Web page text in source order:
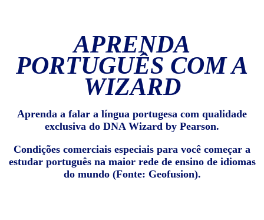
APRENDA
PORTUGUÊS COM A
WIZARD
Aprenda a falar a língua portugesa com qualidade
exclusiva do DNA Wizard by Pearson.
Condições comerciais especiais para você começar a
estudar português na maior rede de ensino de idiomas
do mundo (Fonte: Geofusion).